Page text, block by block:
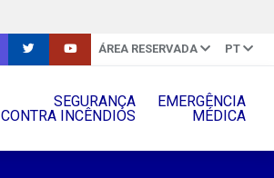
ÁREA RESERVADA PT
SEGURANÇA
CONTRA INCÊNDIOS
EMERGÊNCIA
MÉDICA